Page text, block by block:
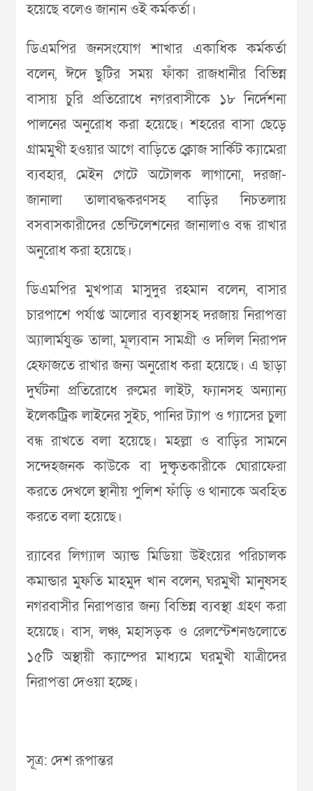
হয়েছে বলেও জানান ওই কর্মকর্তা।
ডিএমপির জনসংযোগ শাখার একাধিক কর্মকর্তা
বলেন, ঈদে ছুটির সময় ফাঁকা রাজধানীর বিভিন্ন
বাসায় চুরি প্রতিরোধে নগরবাসীকে ১৮ নির্দেশনা
পালনের অনুরোধ করা হয়েছে। শহরের বাসা ছেড়ে
গ্রামমুখী হওয়ার আগে বাড়িতে ক্লোজ সার্কিট ক্যামেরা
ব্যবহার, মেইন গেটে অটোলক লাগানো, দরজা-
জানালা তালাবদ্ধকরণসহ বাড়ির নিচতলায়
বসবাসকারীদের ভেন্টিলেশনের জানালাও বন্ধ রাখার
অনুরোধ করা হয়েছে।
ডিএমপির মুখপাত্র মাসুদুর রহমান বলেন, বাসার
চারপাশে পর্যাপ্ত আলোর ব্যবস্থাসহ দরজায় নিরাপত্তা
অ্যালার্মযুক্ত তালা, মূল্যবান সামগ্রী ও দলিল নিরাপদ
হেফাজতে রাখার জন্য অনুরোধ করা হয়েছে। এ ছাড়া
দুর্ঘটনা প্রতিরোধে রুমের লাইট, ফ্যানসহ অন্যান্য
ইলেকট্রিক লাইনের সুইচ, পানির ট্যাপ ও গ্যাসের চুলা
বন্ধ রাখতে বলা হয়েছে। মহল্লা ও বাড়ির সামনে
সন্দেহজনক কাউকে বা দুষ্কৃৃতকারীকে ঘোরাফেরা
করতে দেখলে স্থানীয় পুলিশ ফাঁড়ি ও থানাকে অবহিত
করতে বলা হয়েছে।
র‌্যাবের লিগ্যাল অ্যান্ড মিডিয়া উইংয়ের পরিচালক
কমান্ডার মুফতি মাহমুদ খান বলেন, ঘরমুখী মানুষসহ
নগরবাসীর নিরাপত্তার জন্য বিভিন্ন ব্যবস্থা গ্রহণ করা
হয়েছে। বাস, লঞ্চ, মহাসড়ক ও রেলস্টেশনগুলোতে
১৫টি অস্থায়ী ক্যাম্পের মাধ্যমে ঘরমুখী যাত্রীদের
নিরাপত্তা দেওয়া হচ্ছে।
সূত্র: দেশ রূপান্তর